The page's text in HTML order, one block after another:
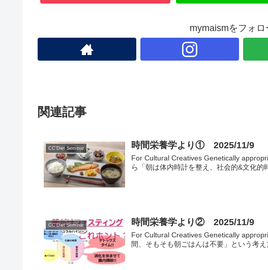
mymaismをフォロ
関連記事
CC'Diet Seminar 時間栄養学より① 2025/11/9
For Cultural Creatives Genetically
ら「朝は体内時計を整え、社会的&文化
CC'Diet Seminar 時間栄養学より② 2025/11/9
For Cultural Creatives Genetically
間、そもそも朝ごはんは不要」という考